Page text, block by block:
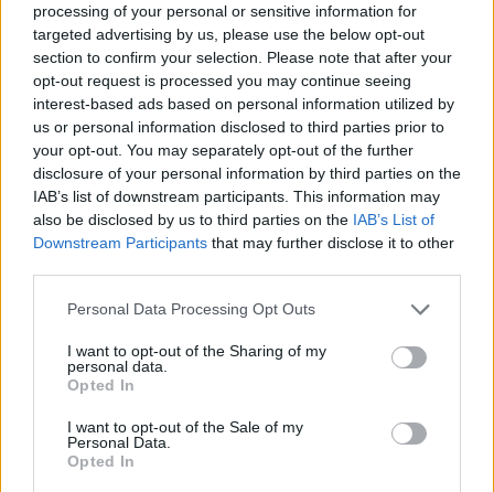
processing of your personal or sensitive information for
targeted advertising by us, please use the below opt-out
section to confirm your selection. Please note that after your
opt-out request is processed you may continue seeing
interest-based ads based on personal information utilized by
us or personal information disclosed to third parties prior to
your opt-out. You may separately opt-out of the further
disclosure of your personal information by third parties on the
IAB’s list of downstream participants. This information may
also be disclosed by us to third parties on the IAB’s List of
Downstream Participants that may further disclose it to other
Personal Data Processing Opt Outs
I want to opt-out of the Sharing of my
personal data.
Opted In
I want to opt-out of the Sale of my
Personal Data.
Opted In
κατάσταση της υγείας του ,ώστοσο
παραμένει νοσηλευόμενος με σοβαρά
κατάγματα.
Οι γονείς του ενημερώθηκαν
άμεσα,ενώ οι αρχές διεξάγουν έρευνα
Η αστυνομία προχώρησε στη σύλληψη
δύο 19χρονων κοριτσιών,οι οποίες και
αφέθηκαν ελεύθερες,με προφορική
εντολή της εισαγγελέως.